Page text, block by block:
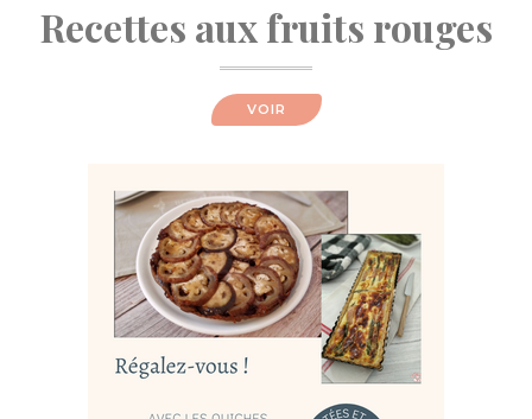
Recettes aux fruits rouges
VOIR